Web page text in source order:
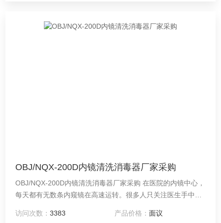
OBJ/NQX-200D内镜清洗消毒器厂家采购
OBJ/NQX-200D内镜清洗消毒器厂家采购 在医院的内镜中心，
每天都有无数条内窥镜在高速运转。很多人只关注医生手中的
——清洗消毒。
访问次数：3383 产品价格： 面议